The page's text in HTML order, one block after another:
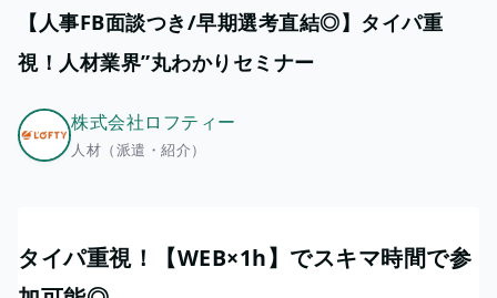
【人事FB面談つき/早期選考直結◎】タイパ重
視！人材業界”丸わかりセミナー
株式会社ロフティー
人材（派遣・紹介）
タイパ重視！【WEB×1h】でスキマ時間で参